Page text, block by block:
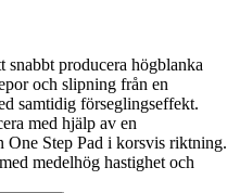
producera högblanka
och slipning från en
samtidig förseglingseffekt.
med hjälp av en
One Step Pad i korsvis riktning.
medelhög hastighet och